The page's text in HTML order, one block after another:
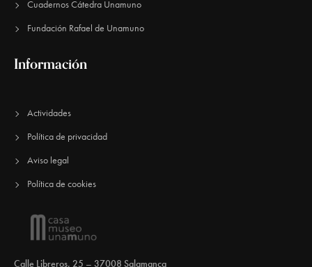
Cuadernos Cátedra Unamuno
Fundación Rafael de Unamuno​
Información
Actividades
Política de privacidad
Aviso legal
Política de cookies
Calle Libreros, 25 – 37008 Salamanca